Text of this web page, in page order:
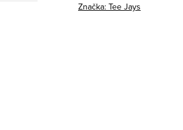
Značka: Tee Jays